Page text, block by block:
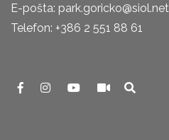
E-pošta: park.goricko@siol.net
Telefon: +386 2 551 88 61